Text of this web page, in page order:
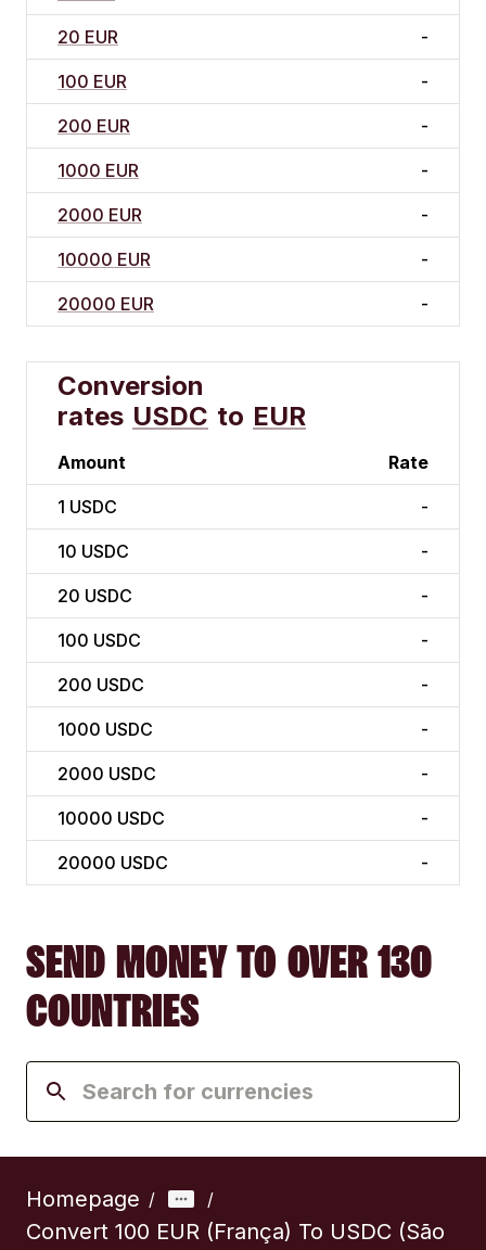
20 EUR -
100 EUR -
200 EUR -
1000 EUR -
2000 EUR -
10000 EUR -
20000 EUR -
Conversion
rates USDC to EUR
Amount Rate
1 USDC -
10 USDC -
20 USDC -
100 USDC -
200 USDC -
1000 USDC -
2000 USDC -
10000 USDC -
20000 USDC -
SEND MONEY TO OVER 130
COUNTRIES
Homepage / /
Convert 100 EUR (França) To USDC (São